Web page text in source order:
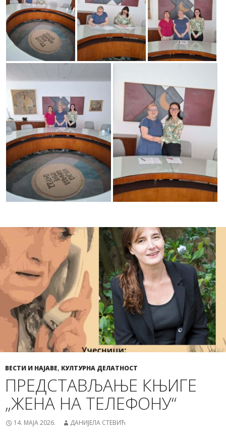
ВЕСТИ И НАЈАВЕ, КУЛТУРНА ДЕЛАТНОСТ
ПРЕДСТАВЉАЊЕ КЊИГЕ
„ЖЕНА НА ТЕЛЕФОНУ“
14. МАЈА 2026. ДАНИЈЕЛА СТЕВИЋ